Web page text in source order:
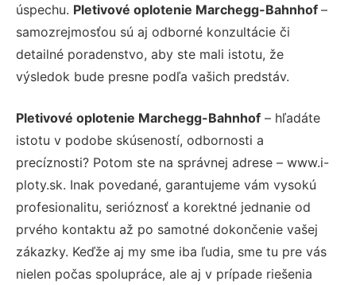
úspechu. Pletivové oplotenie Marchegg-Bahnhof –
samozrejmosťou sú aj odborné konzultácie či
detailné poradenstvo, aby ste mali istotu, že
výsledok bude presne podľa vašich predstáv.
Pletivové oplotenie Marchegg-Bahnhof – hľadáte
istotu v podobe skúseností, odbornosti a
precíznosti? Potom ste na správnej adrese – www.i-
ploty.sk. Inak povedané, garantujeme vám vysokú
profesionalitu, serióznosť a korektné jednanie od
prvého kontaktu až po samotné dokončenie vašej
zákazky. Keďže aj my sme iba ľudia, sme tu pre vás
nielen počas spolupráce, ale aj v prípade riešenia